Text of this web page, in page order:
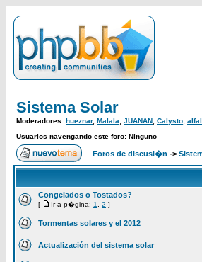
Sistema Solar
Moderadores: hueznar, Malala JUANAN Calysto
Usuarios navengando este foro: Ninguno
Foros de discusi�n ->
Congelados o Tostados?
[ Ir a p�gina: 1 2 ]
Tormentas solares y el 2012
Actualización del sistema solar